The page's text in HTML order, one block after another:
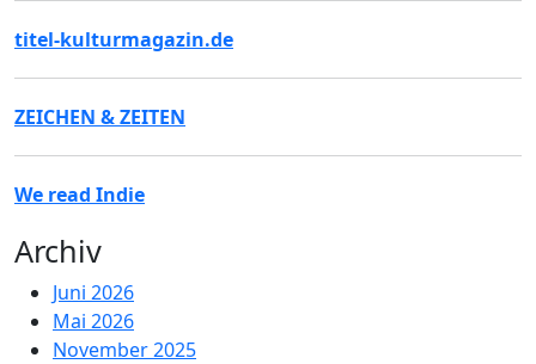
titel-kulturmagazin.de
ZEICHEN & ZEITEN
We read Indie
Archiv
Juni 2026
Mai 2026
November 2025